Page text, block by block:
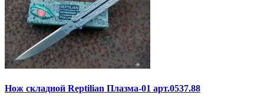
Нож складной Reptilian Плазма-01 арт.0537.88